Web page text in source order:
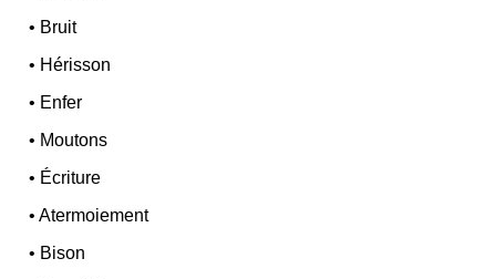
• Bruit
• Hérisson
• Enfer
• Moutons
• Écriture
•Atermoiement
• Bison